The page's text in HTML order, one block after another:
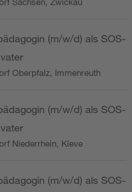
(m/w/d) als SOS-
Oberpfalz, Immenreuth
(m/w/d) als SOS-
Niederrhein, Kleve
(m/w/d) als SOS-